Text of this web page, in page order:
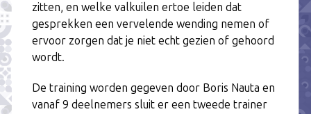
zitten, en welke valkuilen ertoe leiden dat
gesprekken een vervelende wending nemen of
ervoor zorgen dat je niet echt gezien of gehoord
wordt.
De training worden gegeven door Boris Nauta en
vanaf 9 deelnemers sluit er een tweede trainer